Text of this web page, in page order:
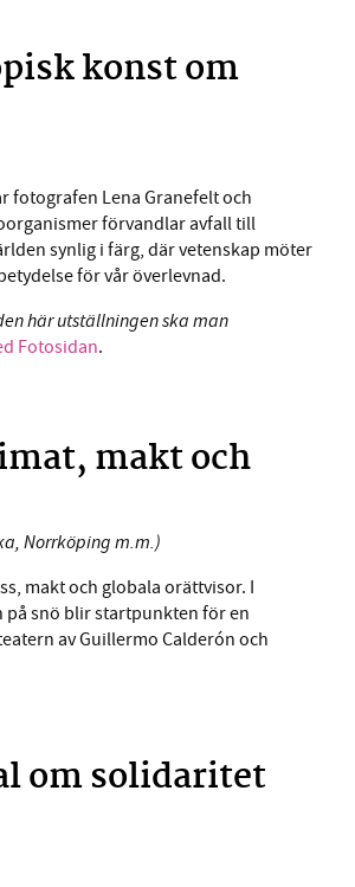
konst om
fotografen Lena Granefelt och
förvandlar avfall till
synlig i färg, där vetenskap möter
för vår överlevnad.
här utställningen ska man
Fotosidan.
makt och
Norrköping m.m.)
makt och globala orättvisor. I
snö blir startpunkten för en
av Guillermo Calderón och
om solidaritet